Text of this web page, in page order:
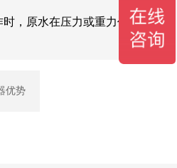
，原水在压力或重力作用下进
优势